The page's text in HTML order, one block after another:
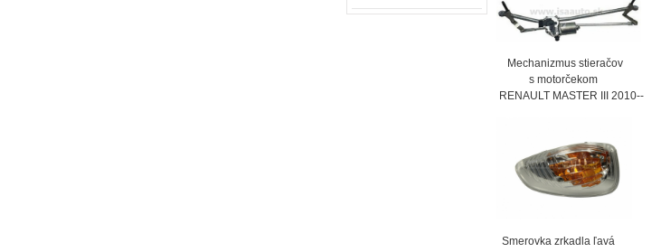
Mechanizmus stieračov
s motorčekom
RENAULT MASTER III 2010--
Smerovka zrkadla ľavá